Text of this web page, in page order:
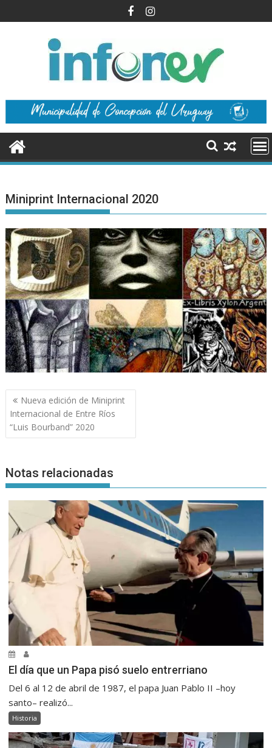
al
Miniprint Internacional 2020
Navegación
de
entradas
Nueva edición de Miniprint
Internacional de Entre Ríos
“Luis Bourband” 2020
Notas relacionadas
El día que un Papa pisó suelo entrerriano
Del 6 al 12 de abril de 1987, el papa Juan Pablo II –hoy
santo– realizó...
Historia